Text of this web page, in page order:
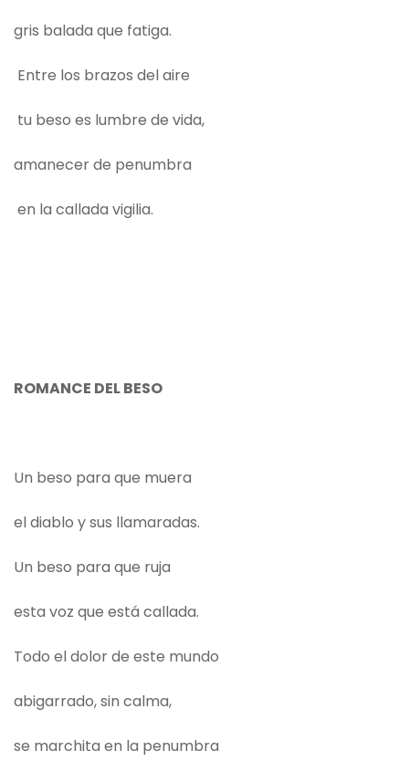
gris balada que fatiga.
Entre los brazos del aire
tu beso es lumbre de vida,
amanecer de penumbra
en la callada vigilia.
ROMANCE DEL BESO
Un beso para que muera
el diablo y sus llamaradas.
Un beso para que ruja
esta voz que está callada.
Todo el dolor de este mundo
abigarrado, sin calma,
se marchita en la penumbra